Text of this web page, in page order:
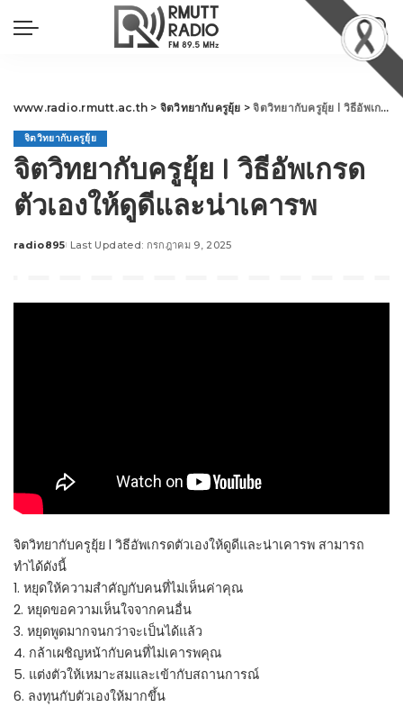
www.radio.rmutt.ac.th > จิตวิทยากับครูยุ้ย >จิตวิทยากับครูยุ้ย l วิธีอัพเกรดตัวเองให้ดูดีและน่าเคารพ
จิตวิทยากับครูยุ้ย
จิตวิทยากับครูยุ้ย l วิธีอัพเกรด
ตัวเองให้ดูดีและน่าเคารพ
Posted
radio895 Last Updated: กรกฎาคม 9, 2025
จิตวิทยากับครูยุ้ย l วิธีอัพเกรดตัวเองให้ดูดีและน่าเคารพ สามารถ
ทำได้ดังนี้
1. หยุดให้ความสำคัญกับคนที่ไม่เห็นค่าคุณ
2. หยุดขอความเห็นใจจากคนอื่น
3. หยุดพูดมากจนกว่าจะเป็นได้แล้ว
4. กล้าเผชิญหน้ากับคนที่ไม่เคารพคุณ
5. แต่งตัวให้เหมาะสมและเข้ากับสถานการณ์
6. ลงทุนกับตัวเองให้มากขึ้น